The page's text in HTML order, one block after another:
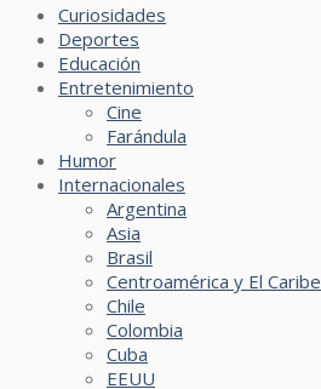
Curiosidades
Deportes
Educación
Entretenimiento
Cine
Farándula
Humor
Internacionales
Argentina
Asia
Brasil
Centroamérica y El Caribe
Chile
Colombia
Cuba
EEUU